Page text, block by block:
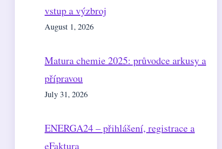
vstup a výzbroj
August 1, 2026
Matura chemie 2025: průvodce arkusy a
přípravou
July 31, 2026
ENERGA24 – přihlášení, registrace a
eFaktura